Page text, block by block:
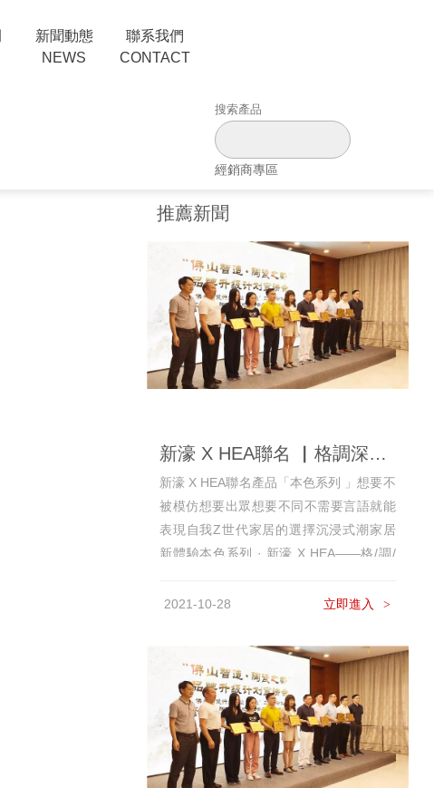
新聞動態
NEWS
聯系我們
CONTACT
經銷商專區
推薦新聞
新濠 X HEA聯名 ▏格調深灰，青春本該酷一點
新濠 X HEA聯名產品「本色系列 」想要不
被模仿想要出眾想要不同不需要言語就能
表現自我Z世代家居的選擇沉浸式潮家居
新體驗本色系列 · 新濠 X HEA——格/調/
2021-10-28
立即進入 >